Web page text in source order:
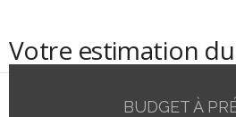
Votre estimation
BUDGET À